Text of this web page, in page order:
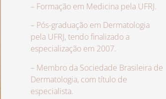
– Formação em Medicina pela UFRJ.
– Pós-graduação em Dermatologia
pela UFRJ, tendo finalizado a
especialização em 2007.
– Membro da Sociedade Brasileira de
Dermatologia, com título de
especialista.